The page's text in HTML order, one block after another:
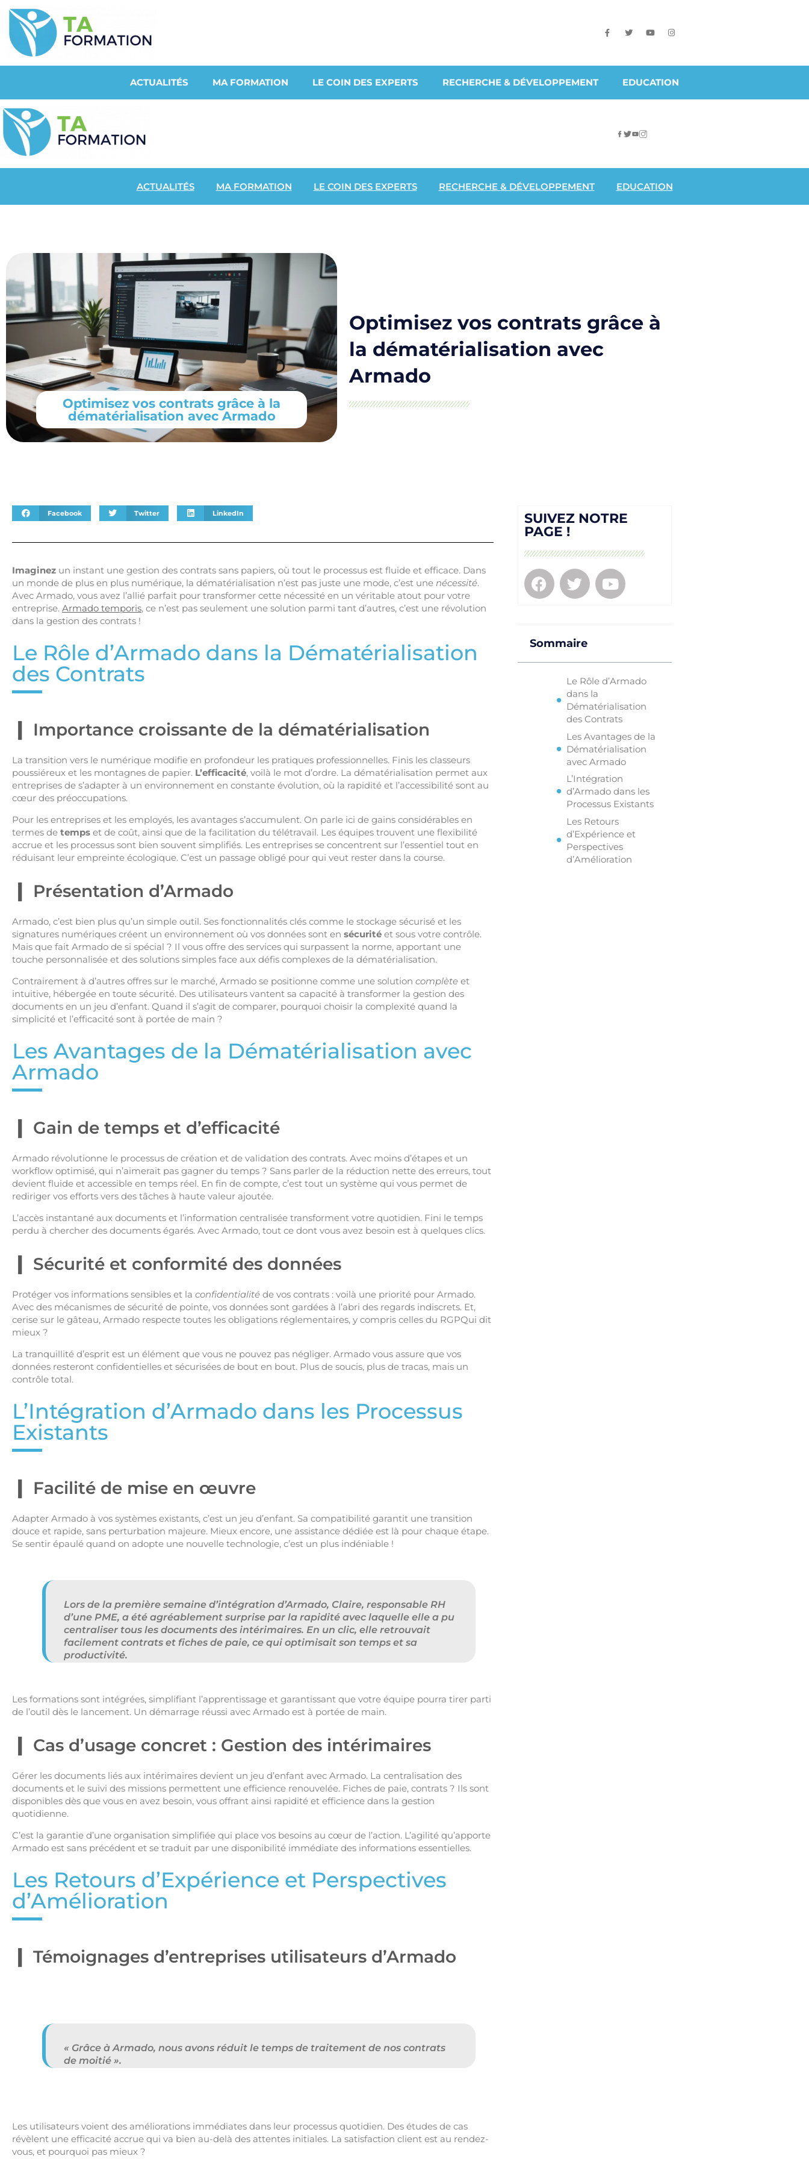
ACTUALITÉS MA FORMATION LE COIN DES EXPERTS RECHERCHE & DÉVELOPPEMENT EDUCATION
ACTUALITÉS MA FORMATION LE COIN DES EXPERTS RECHERCHE & DÉVELOPPEMENT EDUCATION
Optimisez vos contrats grâce à la
dématérialisation avec Armado
Optimisez vos contrats grâce à
la dématérialisation avec
Armado
Facebook Twitter LinkedIn
Imaginez un instant une gestion des contrats sans papiers, où tout le processus est fluide et efficace. Dans
un monde de plus en plus numérique, la dématérialisation n’est pas juste une mode, c’est une nécessité.
Avec Armado, vous avez l’allié parfait pour transformer cette nécessité en un véritable atout pour votre
entreprise. Armado temporis, ce n’est pas seulement une solution parmi tant d’autres, c’est une révolution
dans la gestion des contrats !
Le Rôle d’Armado dans la Dématérialisation
des Contrats
Importance croissante de la dématérialisation
La transition vers le numérique modifie en profondeur les pratiques professionnelles. Finis les classeurs
poussiéreux et les montagnes de papier. L’efficacité, voilà le mot d’ordre. La dématérialisation permet aux
entreprises de s’adapter à un environnement en constante évolution, où la rapidité et l’accessibilité sont au
cœur des préoccupations.
Pour les entreprises et les employés, les avantages s’accumulent. On parle ici de gains considérables en
termes de temps et de coût, ainsi que de la facilitation du télétravail. Les équipes trouvent une flexibilité
accrue et les processus sont bien souvent simplifiés. Les entreprises se concentrent sur l’essentiel tout en
réduisant leur empreinte écologique. C’est un passage obligé pour qui veut rester dans la course.
Présentation d’Armado
Armado, c’est bien plus qu’un simple outil. Ses fonctionnalités clés comme le stockage sécurisé et les
signatures numériques créent un environnement où vos données sont en sécurité et sous votre contrôle.
Mais que fait Armado de si spécial ? Il vous offre des services qui surpassent la norme, apportant une
touche personnalisée et des solutions simples face aux défis complexes de la dématérialisation.
Contrairement à d’autres offres sur le marché, Armado se positionne comme une solution complète et
intuitive, hébergée en toute sécurité. Des utilisateurs vantent sa capacité à transformer la gestion des
documents en un jeu d’enfant. Quand il s’agit de comparer, pourquoi choisir la complexité quand la
simplicité et l’efficacité sont à portée de main ?
Les Avantages de la Dématérialisation avec
Armado
Gain de temps et d’efficacité
Armado révolutionne le processus de création et de validation des contrats. Avec moins d’étapes et un
workflow optimisé, qui n’aimerait pas gagner du temps ? Sans parler de la réduction nette des erreurs, tout
devient fluide et accessible en temps réel. En fin de compte, c’est tout un système qui vous permet de
rediriger vos efforts vers des tâches à haute valeur ajoutée.
L’accès instantané aux documents et l’information centralisée transforment votre quotidien. Fini le temps
perdu à chercher des documents égarés. Avec Armado, tout ce dont vous avez besoin est à quelques clics.
Sécurité et conformité des données
Protéger vos informations sensibles et la confidentialité de vos contrats : voilà une priorité pour Armado.
Avec des mécanismes de sécurité de pointe, vos données sont gardées à l’abri des regards indiscrets. Et,
cerise sur le gâteau, Armado respecte toutes les obligations réglementaires, y compris celles du RGPQui dit
mieux ?
La tranquillité d’esprit est un élément que vous ne pouvez pas négliger. Armado vous assure que vos
données resteront confidentielles et sécurisées de bout en bout. Plus de soucis, plus de tracas, mais un
contrôle total.
L’Intégration d’Armado dans les Processus
Existants
Facilité de mise en œuvre
Adapter Armado à vos systèmes existants, c’est un jeu d’enfant. Sa compatibilité garantit une transition
douce et rapide, sans perturbation majeure. Mieux encore, une assistance dédiée est là pour chaque étape.
Se sentir épaulé quand on adopte une nouvelle technologie, c’est un plus indéniable !
Lors de la première semaine d’intégration d’Armado, Claire, responsable RH
d’une PME, a été agréablement surprise par la rapidité avec laquelle elle a pu
centraliser tous les documents des intérimaires. En un clic, elle retrouvait
facilement contrats et fiches de paie, ce qui optimisait son temps et sa
productivité.
Les formations sont intégrées, simplifiant l’apprentissage et garantissant que votre équipe pourra tirer parti
de l’outil dès le lancement. Un démarrage réussi avec Armado est à portée de main.
Cas d’usage concret : Gestion des intérimaires
Gérer les documents liés aux intérimaires devient un jeu d’enfant avec Armado. La centralisation des
documents et le suivi des missions permettent une efficience renouvelée. Fiches de paie, contrats ? Ils sont
disponibles dès que vous en avez besoin, vous offrant ainsi rapidité et efficience dans la gestion
quotidienne.
C’est la garantie d’une organisation simplifiée qui place vos besoins au cœur de l’action. L’agilité qu’apporte
Armado est sans précédent et se traduit par une disponibilité immédiate des informations essentielles.
Les Retours d’Expérience et Perspectives
d’Amélioration
Témoignages d’entreprises utilisateurs d’Armado
« Grâce à Armado, nous avons réduit le temps de traitement de nos contrats
de moitié ».
Les utilisateurs voient des améliorations immédiates dans leur processus quotidien. Des études de cas
révèlent une efficacité accrue qui va bien au-delà des attentes initiales. La satisfaction client est au rendez-
vous, et pourquoi pas mieux ?
SUIVEZ NOTRE
PAGE !
Sommaire
Le Rôle d’Armado
dans la
Dématérialisation
des Contrats
Les Avantages de la
Dématérialisation
avec Armado
L’Intégration
d’Armado dans les
Processus Existants
Les Retours
d’Expérience et
Perspectives
d’Amélioration